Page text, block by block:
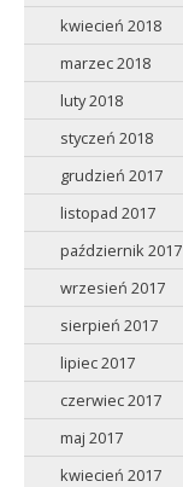
kwiecień 2018
marzec 2018
luty 2018
styczeń 2018
grudzień 2017
listopad 2017
październik 2017
wrzesień 2017
sierpień 2017
lipiec 2017
czerwiec 2017
maj 2017
kwiecień 2017